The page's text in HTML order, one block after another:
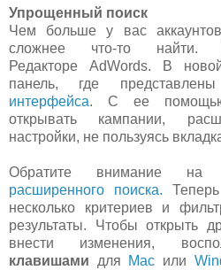
Упрощенный поиск
Чем больше у вас
сложнее что-то
Редакторе AdWords. В
панель, где
интерфейса. С ее
открывать кампании,
настройки, не пользуясь
Обратите внимание на
расширенного поиска.
несколько критериев и
результаты. Чтобы открыть
внести изменения,
клавишами для Mac или